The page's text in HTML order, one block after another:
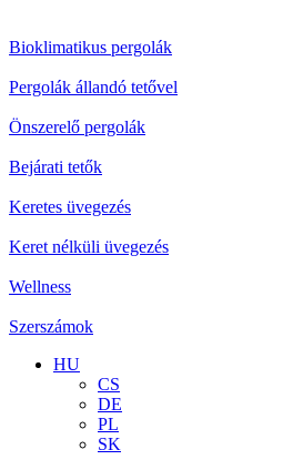
Bioklimatikus pergolák
Pergolák állandó tetővel
Önszerelő pergolák
Bejárati tetők
Keretes üvegezés
Keret nélküli üvegezés
Wellness
Szerszámok
HU
CS
DE
PL
SK